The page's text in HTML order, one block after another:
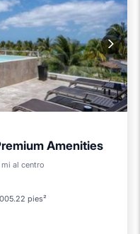
Amenities
mi al centro
pies²